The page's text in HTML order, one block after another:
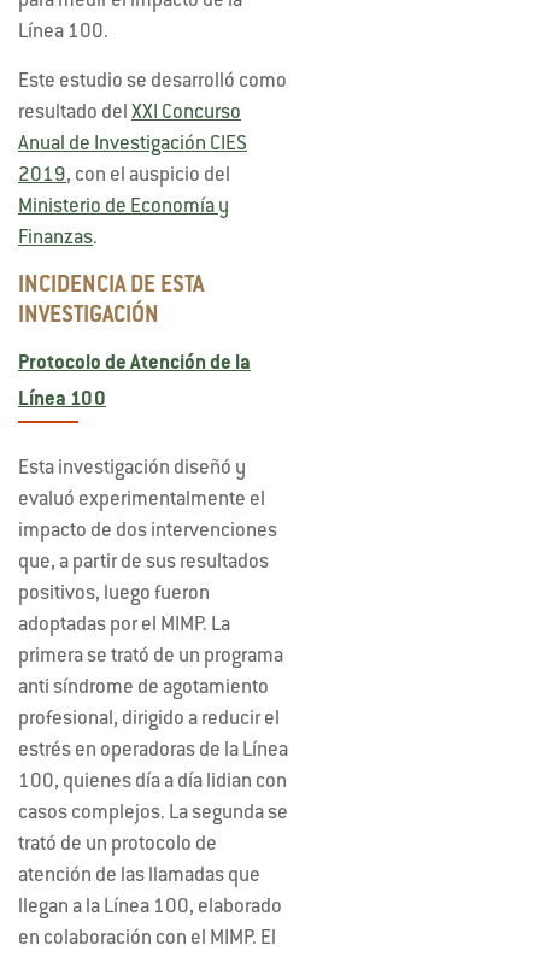
Línea 100.
Este estudio se desarrolló como
resultado del XXI Concurso
Anual de Investigación CIES
2019, con el auspicio del
Ministerio de Economía y
Finanzas.
INCIDENCIA DE ESTA
INVESTIGACIÓN
Protocolo de Atención de la
Línea 100
Esta investigación diseñó y
evaluó experimentalmente el
impacto de dos intervenciones
que, a partir de sus resultados
positivos, luego fueron
adoptadas por el MIMP. La
primera se trató de un programa
anti síndrome de agotamiento
profesional, dirigido a reducir el
estrés en operadoras de la Línea
100, quienes día a día lidian con
casos complejos. La segunda se
trató de un protocolo de
atención de las llamadas que
llegan a la Línea 100, elaborado
en colaboración con el MIMP. El